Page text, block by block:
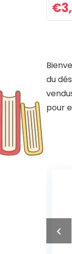
€
du
pour